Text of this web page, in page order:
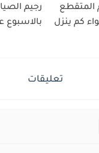
المتقطع
كم ينزل
رجيم
بالاسبوع
تعليقات